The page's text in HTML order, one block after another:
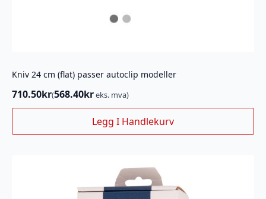
Kniv 24 cm (flat) passer autoclip modeller
710.50kr(568.40kreks. mva)
Legg I Handlekurv